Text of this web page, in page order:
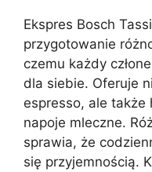
Ekspres Bosch
przygotowanie
czemu każdy
dla siebie. Oferuje
espresso, ale także
napoje mleczne.
sprawia, że
się przyjemnością.